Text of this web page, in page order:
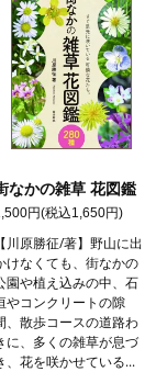
なかの雑草 花図鑑
円(税込1,650円)
【川原勝征/著】野山に出
けなくても、街なかの
園や植え込みの中、石
やコンクリートの隙
、散歩コースの道路わ
に、多くの雑草が息づ
、花を咲かせている...